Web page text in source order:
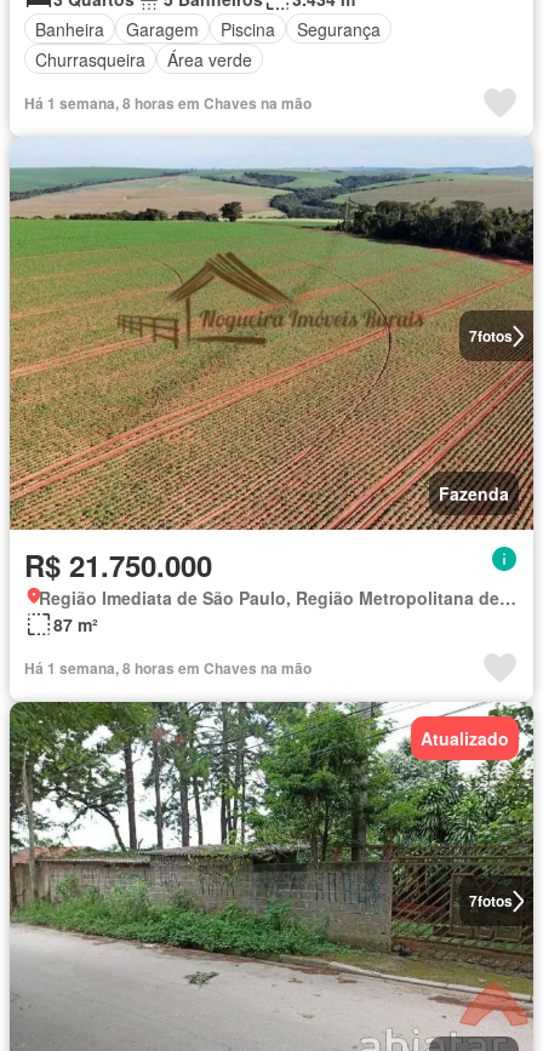
Banheira
Garagem Piscina
Segurança
Churrasqueira
Área verde
Há 1 semana, 8 horas em Chaves na mão
7fotos
Fazenda
R$ 21.750.000
Região Imediata de São Paulo, Região Metropolitana de São Paulo
87 m²
Há 1 semana, 8 horas em Chaves na mão
7fotos
Atualizado